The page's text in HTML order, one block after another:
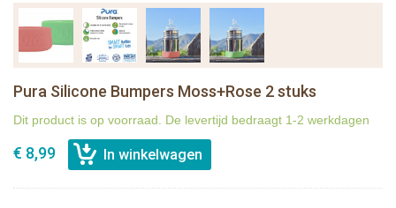
Pura Silicone Bumpers Moss+Rose 2 stuks
Dit product is op voorraad. De levertijd bedraagt 1-2 werkdagen
€ 8,99